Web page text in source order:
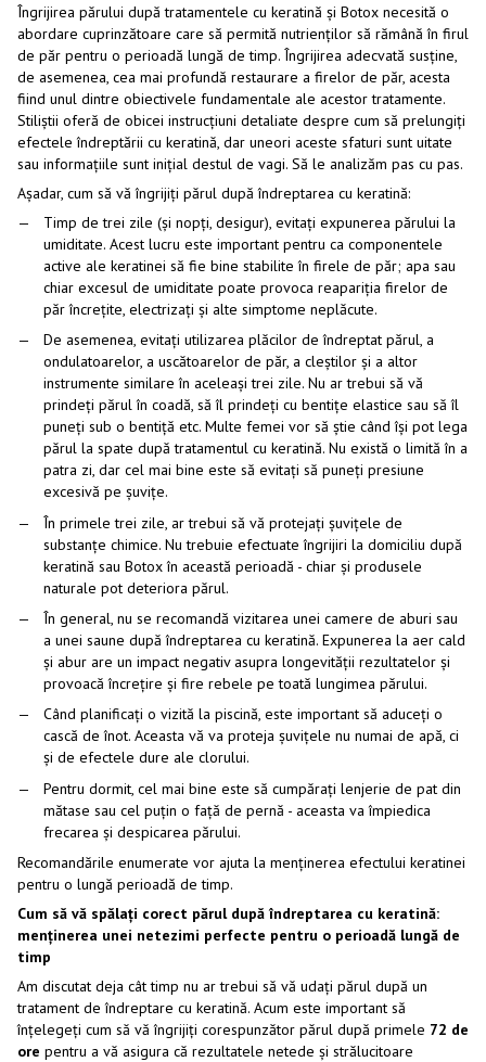
Îngrijirea părului după tratamentele cu keratină și Botox necesită o
abordare cuprinzătoare care să permită nutrienților să rămână în firul
de păr pentru o perioadă lungă de timp. Îngrijirea adecvată susține,
de asemenea, cea mai profundă restaurare a firelor de păr, acesta
fiind unul dintre obiectivele fundamentale ale acestor tratamente.
Stiliștii oferă de obicei instrucțiuni detaliate despre cum să prelungiți
efectele îndreptării cu keratină, dar uneori aceste sfaturi sunt uitate
sau informațiile sunt inițial destul de vagi. Să le analizăm pas cu pas.
Așadar, cum să vă îngrijiți părul după îndreptarea cu keratină:
Timp de trei zile (și nopți, desigur), evitați expunerea părului la
umiditate. Acest lucru este important pentru ca componentele
active ale keratinei să fie bine stabilite în firele de păr; apa sau
chiar excesul de umiditate poate provoca reapariția firelor de
păr încrețite, electrizați și alte simptome neplăcute.
De asemenea, evitați utilizarea plăcilor de îndreptat părul, a
ondulatoarelor, a uscătoarelor de păr, a cleștilor și a altor
instrumente similare în aceleași trei zile. Nu ar trebui să vă
prindeți părul în coadă, să îl prindeți cu bentițe elastice sau să îl
puneți sub o bentiță etc. Multe femei vor să știe când își pot lega
părul la spate după tratamentul cu keratină. Nu există o limită în a
patra zi, dar cel mai bine este să evitați să puneți presiune
excesivă pe șuvițe.
În primele trei zile, ar trebui să vă protejați șuvițele de
substanțe chimice. Nu trebuie efectuate îngrijiri la domiciliu după
keratină sau Botox în această perioadă - chiar și produsele
naturale pot deteriora părul.
În general, nu se recomandă vizitarea unei camere de aburi sau
a unei saune după îndreptarea cu keratină. Expunerea la aer cald
și abur are un impact negativ asupra longevității rezultatelor și
provoacă încrețire și fire rebele pe toată lungimea părului.
Când planificați o vizită la piscină, este important să aduceți o
cască de înot. Aceasta vă va proteja șuvițele nu numai de apă, ci
și de efectele dure ale clorului.
Pentru dormit, cel mai bine este să cumpărați lenjerie de pat din
mătase sau cel puțin o față de pernă - aceasta va împiedica
frecarea și despicarea părului.
Recomandările enumerate vor ajuta la menținerea efectului keratinei
pentru o lungă perioadă de timp.
Cum să vă spălați corect părul după îndreptarea cu keratină:
menținerea unei netezimi perfecte pentru o perioadă lungă de
timp
Am discutat deja cât timp nu ar trebui să vă udați părul după un
tratament de îndreptare cu keratină. Acum este important să
înțelegeți cum să vă îngrijiți corespunzător părul după primele 72 de
ore pentru a vă asigura că rezultatele netede și strălucitoare